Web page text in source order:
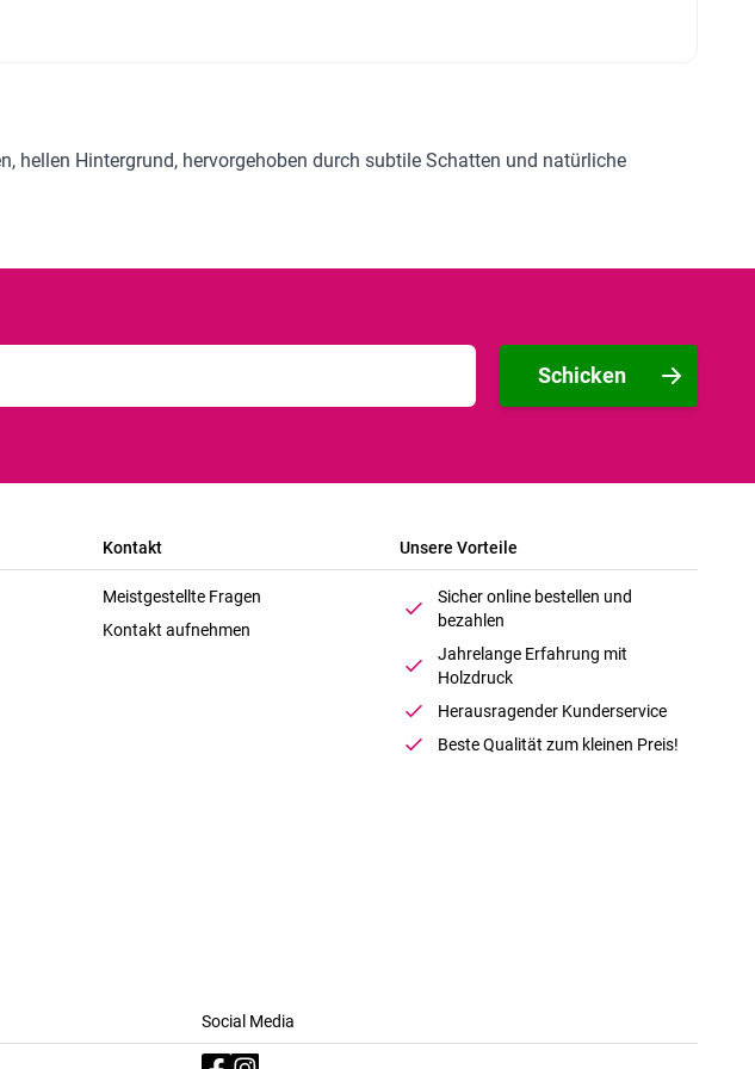
hellen Hintergrund, hervorgehoben durch subtile Schatten und natürliche
Schicken
Kontakt
Meistgestellte Fragen
Kontakt aufnehmen
Unsere Vorteile
Sicher online bestellen und
bezahlen
Jahrelange Erfahrung mit
Holzdruck
Herausragender Kunderservice
Beste Qualität zum kleinen Preis!
Social Media